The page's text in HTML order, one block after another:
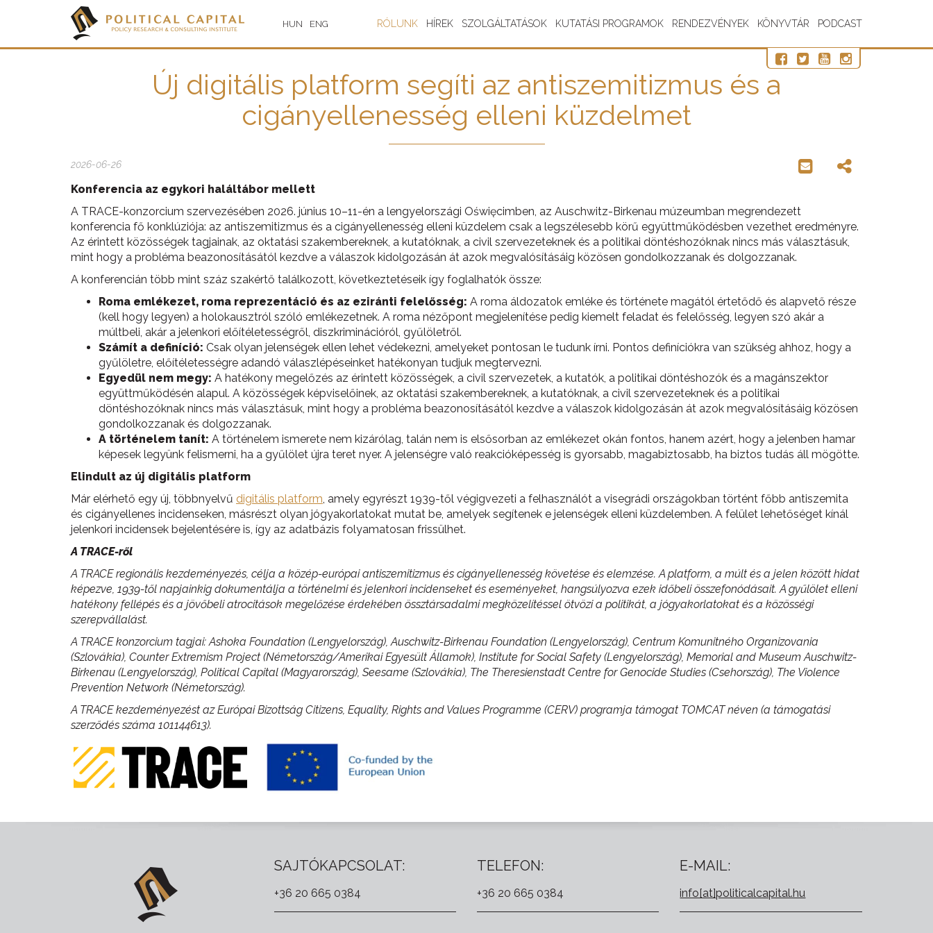
HUN ENG RÓLUNK HÍREK SZOLGÁLTATÁSOK KUTATÁSI PROGRAMOK RENDEZVÉNYEK KÖNYVTÁR PODCAST
Új digitális platform segíti az antiszemitizmus és a
cigányellenesség elleni küzdelmet
2026-06-26
Konferencia az egykori haláltábor mellett
A TRACE-konzorcium szervezésében 2026. június 10–11-én a lengyelországi Oświęcimben, az Auschwitz-Birkenau múzeumban megrendezett
konferencia fő konklúziója: az antiszemitizmus és a cigányellenesség elleni küzdelem csak a legszélesebb körű együttműködésben vezethet eredményre.
Az érintett közösségek tagjainak, az oktatási szakembereknek, a kutatóknak, a civil szervezeteknek és a politikai döntéshozóknak nincs más választásuk,
mint hogy a probléma beazonosításától kezdve a válaszok kidolgozásán át azok megvalósításáig közösen gondolkozzanak és dolgozzanak.
A konferencián több mint száz szakértő találkozott, következtetéseik így foglalhatók össze:
Roma emlékezet, roma reprezentáció és az eziránti felelősség: A roma áldozatok emléke és története magától értetődő és alapvető része
(kell hogy legyen) a holokausztról szóló emlékezetnek. A roma nézőpont megjelenítése pedig kiemelt feladat és felelősség, legyen szó akár a
múltbeli, akár a jelenkori előítéletességről, diszkriminációról, gyűlöletről.
Számít a definíció: Csak olyan jelenségek ellen lehet védekezni, amelyeket pontosan le tudunk írni. Pontos definíciókra van szükség ahhoz, hogy a
gyűlöletre, előítéletességre adandó válaszlépéseinket hatékonyan tudjuk megtervezni.
Egyedül nem megy: A hatékony megelőzés az érintett közösségek, a civil szervezetek, a kutatók, a politikai döntéshozók és a magánszektor
együttműködésén alapul. A közösségek képviselőinek, az oktatási szakembereknek, a kutatóknak, a civil szervezeteknek és a politikai
döntéshozóknak nincs más választásuk, mint hogy a probléma beazonosításától kezdve a válaszok kidolgozásán át azok megvalósításáig közösen
gondolkozzanak és dolgozzanak.
A történelem tanít: A történelem ismerete nem kizárólag, talán nem is elsősorban az emlékezet okán fontos, hanem azért, hogy a jelenben hamar
képesek legyünk felismerni, ha a gyűlölet újra teret nyer. A jelenségre való reakcióképesség is gyorsabb, magabiztosabb, ha biztos tudás áll mögötte.
Elindult az új digitális platform
Már elérhető egy új, többnyelvű digitális platform, amely egyrészt 1939-től végigvezeti a felhasználót a visegrádi országokban történt főbb antiszemita
és cigányellenes incidenseken, másrészt olyan jógyakorlatokat mutat be, amelyek segítenek e jelenségek elleni küzdelemben. A felület lehetőséget kínál
jelenkori incidensek bejelentésére is, így az adatbázis folyamatosan frissülhet.
A TRACE-ről
A TRACE regionális kezdeményezés, célja a közép-európai antiszemitizmus és cigányellenesség követése és elemzése. A platform, a múlt és a jelen között hidat
képezve, 1939-től napjainkig dokumentálja a történelmi és jelenkori incidenseket és eseményeket, hangsúlyozva ezek időbeli összefonódásait. A gyűlölet elleni
hatékony fellépés és a jövőbeli atrocitások megelőzése érdekében össztársadalmi megközelítéssel ötvözi a politikát, a jógyakorlatokat és a közösségi
szerepvállalást.
A TRACE konzorcium tagjai: Ashoka Foundation (Lengyelország), Auschwitz-Birkenau Foundation (Lengyelország), Centrum Komunitného Organizovania
(Szlovákia), Counter Extremism Project (Németország/Amerikai Egyesült Államok), Institute for Social Safety (Lengyelország), Memorial and Museum Auschwitz-
Birkenau (Lengyelország), Political Capital (Magyarország), Seesame (Szlovákia), The Theresienstadt Centre for Genocide Studies (Csehország), The Violence
Prevention Network (Németország).
A TRACE kezdeményezést az Európai Bizottság Citizens, Equality, Rights and Values Programme (CERV) programja támogat TOMCAT néven (a támogatási
szerződés száma 101144613).
SAJTÓKAPCSOLAT:
+36 20 665 0384
TELEFON:
+36 20 665 0384
E-MAIL:
info[at]politicalcapital.hu